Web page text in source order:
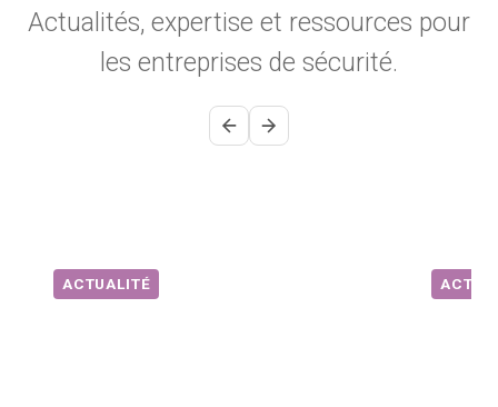
Actualités, expertise et ressources pour
les entreprises de sécurité.
ACTUALITÉ